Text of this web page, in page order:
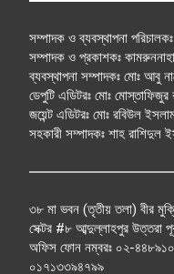
সম্পাদক ও ব্যবস্থাপনা
সম্পাদক ও প্রকাশকঃ
ব্যবস্থাপনা সম্পাদকঃ মোঃ আবু
ডেপুটি এডিটরঃ মোঃ মোস্তাফিজুর
জয়েন্ট এডিটরঃ মোঃ রবিউল
সহকারী সম্পাদকঃ শাহ রাশিদুল
৩৮ মা ভবন (তৃতীয় তলা) বীর
সেক্টর #৮ আব্দুল্লাহপুর উত্তরা
অফিস ফোন নম্বরঃ ০২-
০১৭১৩৩৯৪৭৯৯